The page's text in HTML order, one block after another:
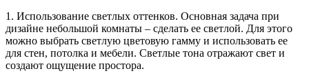
1. Использование светлых оттенков. Основная задача при
дизайне небольшой комнаты – сделать ее светлой. Для этого
можно выбрать светлую цветовую гамму и использовать ее
для стен, потолка и мебели. Светлые тона отражают свет и
создают ощущение простора.